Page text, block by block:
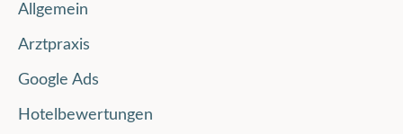
Allgemein
Arztpraxis
Google Ads
Hotelbewertungen